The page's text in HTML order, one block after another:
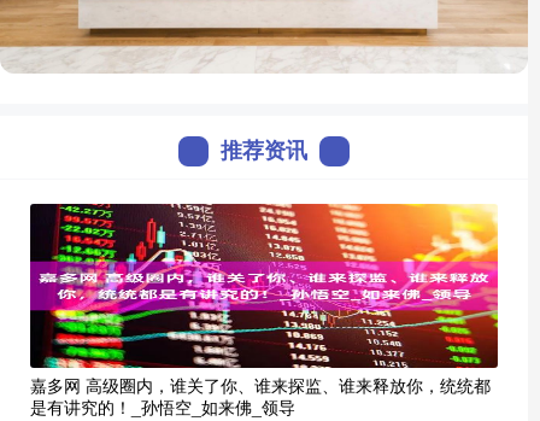
推荐资讯
嘉多网 高级圈内，谁关了你、谁来探监、谁来释放你，统统都
是有讲究的！_孙悟空_如来佛_领导